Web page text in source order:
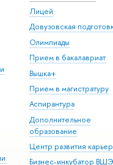
Лицей
Довузовская
Олимпиады
Прием в бакалавриат
Вышка+
Прием в магистратуру
Аспирантура
Дополнительное
образование
Центр развития
Бизнес-инкубатор ВШЭ